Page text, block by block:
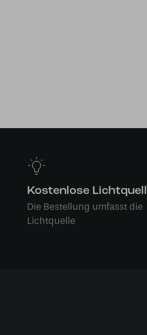
Kostenlose
Die Bestellung umfasst die
Lichtquelle